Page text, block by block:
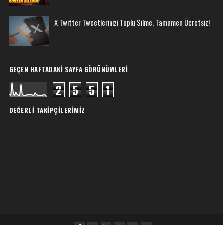
X Twitter Tweetlerinizi Toplu Silme, Tamamen Ücretsiz!
GEÇEN HAFTADAKI SAYFA GÖRÜNÜMLERI
2 5 5 1
DEĞERLI TAKIPÇILERIMIZ